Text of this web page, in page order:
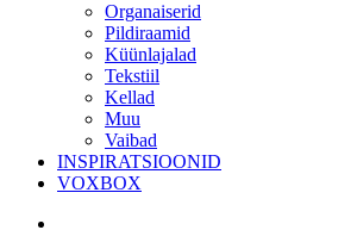
Organaiserid
Pildiraamid
Küünlajalad
Tekstiil
Kellad
Muu
Vaibad
INSPIRATSIOONID
VOXBOX